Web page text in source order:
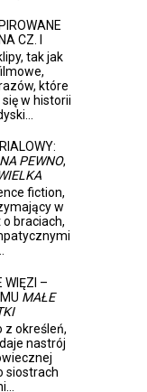
CZ. I
tak jak
które
się w historii
PEWNO,
fiction,
w
braciach,
WIĘZI –
MAŁE
z określeń,
nastrój
siostrach